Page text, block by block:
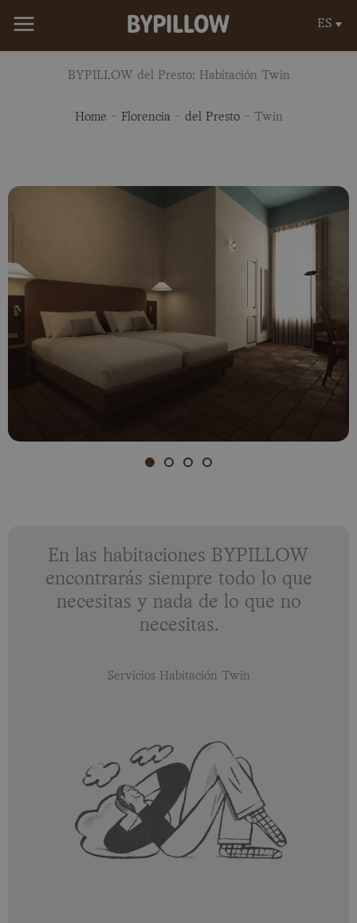
ES
BYPILLOW del Presto: Habitación Twin
Home - Florencia- del Presto- Twin
En las habitaciones BYPILLOW
encontrarás siempre todo lo que
necesitas y nada de lo que no
necesitas.
Servicios Habitación Twin